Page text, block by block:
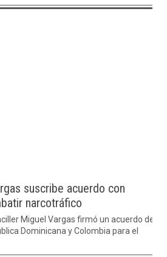
suscribe acuerdo con
narcotráfico
Miguel Vargas firmó un acuerdo de
Dominicana y Colombia para el